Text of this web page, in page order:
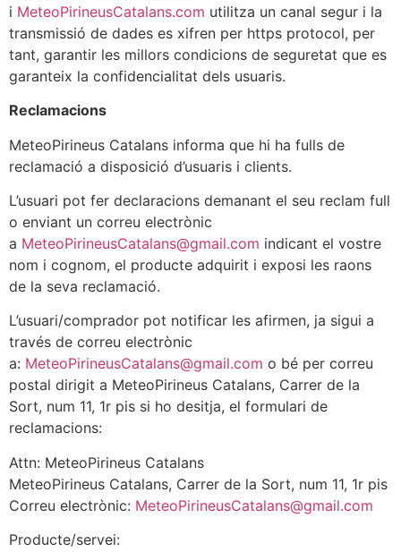
i MeteoPirineusCatalans.com utilitza un canal segur i la
transmissió de dades es xifren per https protocol, per
tant, garantir les millors condicions de seguretat que es
garanteix la confidencialitat dels usuaris.
Reclamacions
MeteoPirineus Catalans informa que hi ha fulls de
reclamació a disposició d’usuaris i clients.
L’usuari pot fer declaracions demanant el seu reclam full
o enviant un correu electrònic
a MeteoPirineusCatalans@gmail.com indicant el vostre
nom i cognom, el producte adquirit i exposi les raons
de la seva reclamació.
L’usuari/comprador pot notificar les afirmen, ja sigui a
través de correu electrònic
a: MeteoPirineusCatalans@gmail.com o bé per correu
postal dirigit a MeteoPirineus Catalans, Carrer de la
Sort, num 11, 1r pis si ho desitja, el formulari de
reclamacions:
Attn: MeteoPirineus Catalans
MeteoPirineus Catalans, Carrer de la Sort, num 11, 1r pis
Correu electrònic: MeteoPirineusCatalans@gmail.com
Producte/servei: